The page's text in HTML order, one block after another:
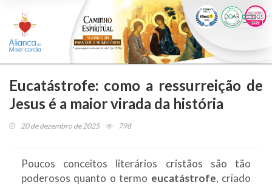
Eucatástrofe: como a ressurreição de
Jesus é a maior virada da história
20 de dezembro de 2025 798
Poucos conceitos literários cristãos são tão
poderosos quanto o termo eucatástrofe, criado